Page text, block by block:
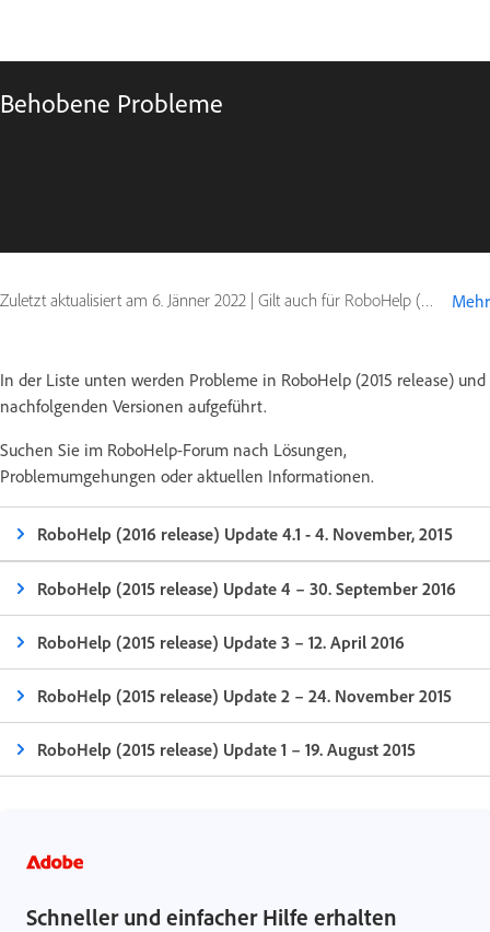
Behobene Probleme
Zuletzt aktualisiert am 6. Jänner 2022 | Gilt auch für RoboHelp (2015 release) Mehr
In der Liste unten werden Probleme in RoboHelp (2015 release) und
nachfolgenden Versionen aufgeführt.
Suchen Sie im RoboHelp-Forum nach Lösungen,
Problemumgehungen oder aktuellen Informationen.
RoboHelp (2016 release) Update 4.1 - 4. November, 2015
RoboHelp (2015 release) Update 4 – 30. September 2016
RoboHelp (2015 release) Update 3 – 12. April 2016
RoboHelp (2015 release) Update 2 – 24. November 2015
RoboHelp (2015 release) Update 1 – 19. August 2015
Schneller und einfacher Hilfe erhalten